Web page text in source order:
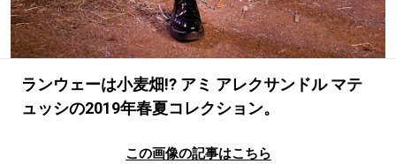
ランウェーは小麦畑!? アミ アレクサンドル マテ
ュッシの2019年春夏コレクション。
この画像の記事はこちら